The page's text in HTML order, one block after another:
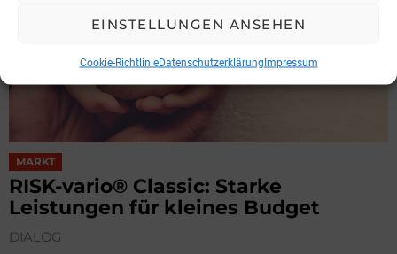
EINSTELLUNGEN ANSEHEN
Cookie-RichtlinieDatenschutzerklärungImpressum
MARKT
RISK-vario® Classic: Starke
Leistungen für kleines Budget
DIALOG